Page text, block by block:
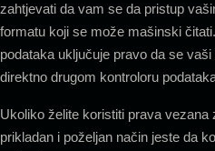
zahtjevati da vam se da pristup
formatu koji se može mašinski
podataka uključuje pravo da se
direktno drugom kontroloru
Ukoliko želite koristiti prava vezana
prikladan i poželjan način jeste da